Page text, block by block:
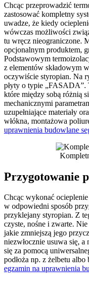
Chcąc przeprowadzić
zastosować kompletny
uwadze, że kiedy
wówczas możliwości
tu wręcz nieograniczone.
opcjonalnym produktem,
Podstawowym
z elementów składowym
oczywiście styropian. Na
płyty o typie „FASADA”.
które między sobą różnią
mechanicznymi
uzupełniające materiały
włókna, montażowa
uprawnienia budowlane
Przygotowanie
Chcąc wykonać
w odpowiedni sposób
przyklejany styropian. Z
czyste, nośne i zwarte.
jakie zmniejszą jego
niezwłocznie usuwa się,
się za pomocą
podłoża np. z żelbetu
egzamin na uprawnienia